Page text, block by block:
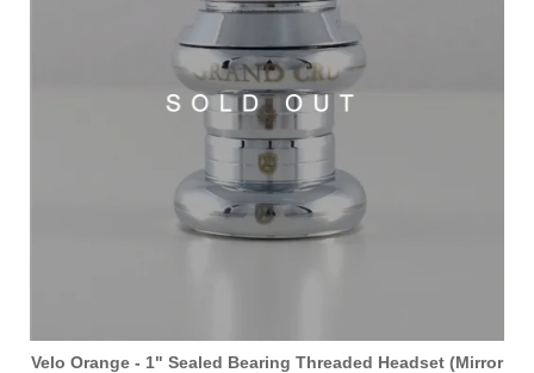
Velo Orange - 1" Sealed Bearing Threaded Headset (Mirror